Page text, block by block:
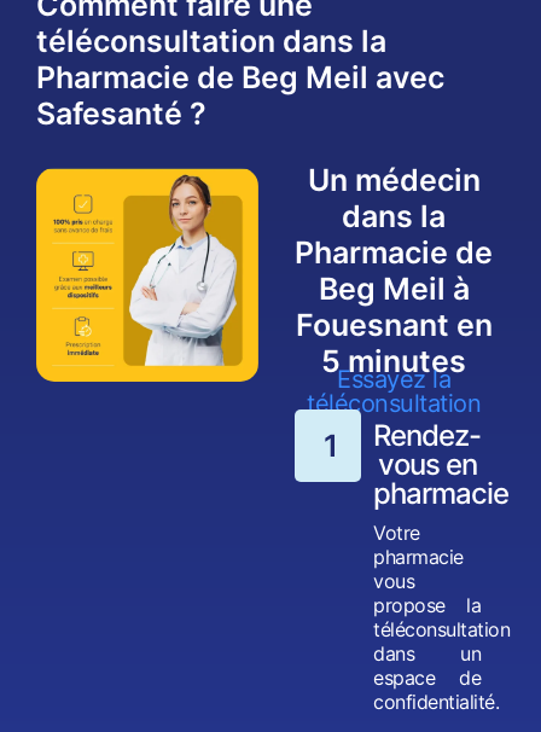
téléconsultation dans la
Pharmacie de Beg Meil avec
Safesanté ?
Un médecin
dans la
Pharmacie de
Beg Meil à
Fouesnant en
5 minutes
Essayez la
téléconsultation
1
Rendez-
vous en
pharmacie
Votre
pharmacie
vous
propose la
téléconsultation
dans un
espace de
confidentialité.